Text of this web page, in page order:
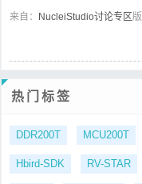
来自： NucleiStudio讨论专区
热门标签
DDR200T MCU200T
Hbird-SDK RV-STAR